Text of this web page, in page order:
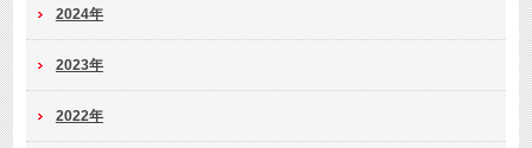
2024年
2023年
2022年